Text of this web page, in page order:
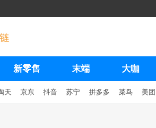
新零售 末端 大咖
天 京东 抖音 苏宁 拼多多 菜鸟 美团